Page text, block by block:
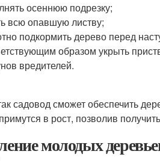
осеннюю подрезку;
всю опавшую листву;
подкормить дерево перед
образом укрыть
вредителей.
садовод сможет обеспечить
в рост, позволив
молодых